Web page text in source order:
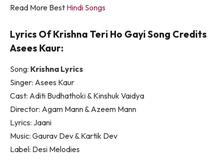
Read More Best Hindi Songs
Lyrics Of Krishna Teri Ho Gayi Song Credits
Asees Kaur:
Song: Krishna Lyrics
Singer: Asees Kaur
Cast: Aditi Budhathoki & Kinshuk Vaidya
Director: Agam Mann & Azeem Mann
Lyrics: Jaani
Music: Gaurav Dev & Kartik Dev
Label: Desi Melodies